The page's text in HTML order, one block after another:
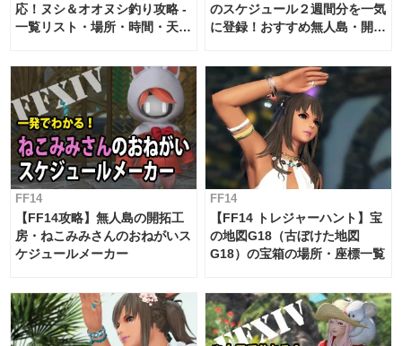
応！ヌシ＆オオヌシ釣り攻略 -
一覧リスト・場所・時間・天
のスケジュール２週間分を一気
に登録！おすすめ無人島・開拓
FF14
【FF14攻略】無人島の開拓工
房・ねこみみさんのおねがいス
ケジュールメーカー
FF14
【FF14 トレジャーハント】宝
の地図G18（古ぼけた地図
G18）の宝箱の場所・座標一覧